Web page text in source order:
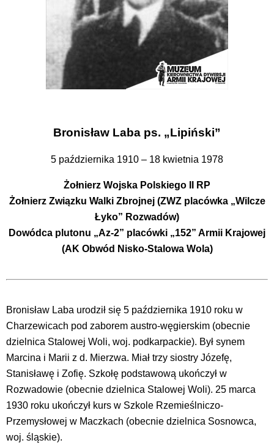
Bronisław Laba ps. „Lipiński”
5 października 1910 – 18 kwietnia 1978
Żołnierz Wojska Polskiego II RP
Żołnierz Związku Walki Zbrojnej (ZWZ placówka „Wilcze
Łyko” Rozwadów)
Dowódca plutonu „Az-2” placówki „152” Armii Krajowej
(AK Obwód Nisko-Stalowa Wola)
Bronisław Laba urodził się 5 października 1910 roku w
Charzewicach pod zaborem austro-węgierskim (obecnie
dzielnica Stalowej Woli, woj. podkarpackie). Był synem
Marcina i Marii z d. Mierzwa. Miał trzy siostry Józefę,
Stanisławę i Zofię. Szkołę podstawową ukończył w
Rozwadowie (obecnie dzielnica Stalowej Woli). 25 marca
1930 roku ukończył kurs w Szkole Rzemieślniczo-
Przemysłowej w Maczkach (obecnie dzielnica Sosnowca,
woj. śląskie).